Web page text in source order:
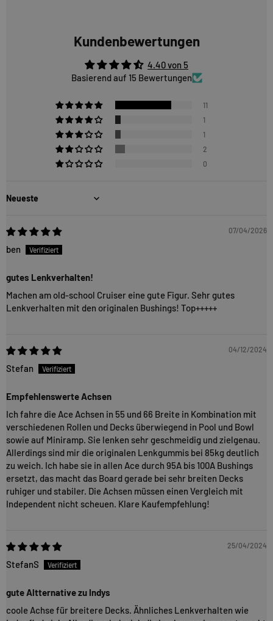
Kundenbewertungen
4.40 von 5
Basierend auf 15 Bewertungen
11
1
1
2
0
Sort by
07/04/2026
ben
gutes Lenkverhalten!
Machen am old-school Cruiser eine gute Figur. Sehr gutes
Lenkverhalten mit den originalen Bushings! Top+++++
04/12/2024
Stefan
Empfehlenswerte Achsen
Ich fahre die Ace Achsen in 55 und 66 Breite in Kombination mit
verschiedenen Rollen und Decks überwiegend in Pool und Bowl
sowie auf Miniramp. Sie lenken sehr geschmeidig und zielgenau.
Allerdings sind mir die originalen Lenkgummis bei 85kg deutlich
zu weich. Ich habe sie in allen Ace durch 95A bis 100A Bushings
ersetzt, das macht das Board gerade bei sehr breiten Decks
ruhiger und stabiler. Die Achsen müssen einen Vergleich mit
Independent nicht scheuen. Klare Kaufempfehlung!
25/04/2024
StefanS
gute Altternative zu Indys
coole Achse für breitere Decks. Ähnliches Lenkverhalten wie